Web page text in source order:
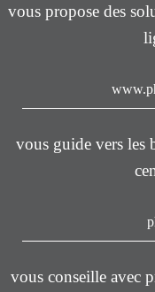
vous propose des
vous guide vers les
vous conseille avec